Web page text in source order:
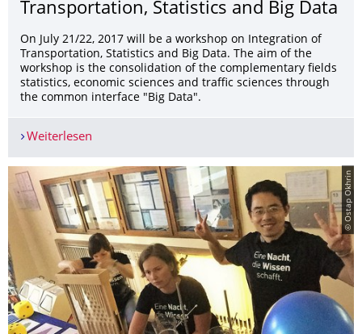
Transportation, Statistics and Big Data
On July 21/22, 2017 will be a workshop on Integration of
Transportation, Statistics and Big Data. The aim of the
workshop is the consolidation of the complementary fields
statistics, economic sciences and traffic sciences through
the common interface "Big Data".
Weiterlesen
© Ostap Okhrin